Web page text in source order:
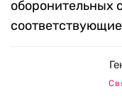
оборонительных